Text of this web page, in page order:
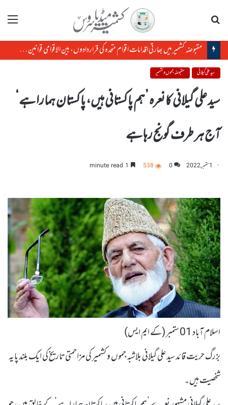
مینو
مقبوضہ کشمیر میں بھارتی اقدامات اقوام متحدہ کی قراردادوں، بین الاقوامی قوانین کے منافی ہیں،رضوان سعید شیخ
سید علی گیلانی مقبوضہ جموں و کشمیر
سید علی گیلانی کا نعرہ ’ہم پاکستانی ہیں، پاکستان ہمارا ہے‘
آج ہر طرف گونج رہا ہے
1 ستمبر, 2022 0
538
اسلام آباد 01 ستمبر (کے ایم ایس)
بزرگ حریت قائد سید علی گیلانی بلاشبہ جموں و کشمیر کی مزاحمتی تاریخ کی ایک بلند پایہ
شخصیت ہیں۔